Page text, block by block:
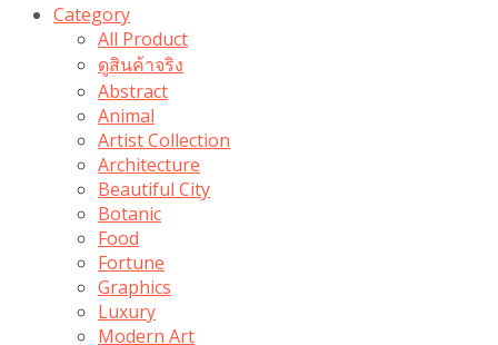
Category
All Product
ดูสินค้าจริง
Abstract
Animal
Artist Collection
Architecture
Beautiful City
Botanic
Food
Fortune
Graphics
Luxury
Modern Art